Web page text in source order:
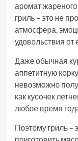
аромат
гриль – это не
атмосфера,
удовольствия от
Даже обычная
аппетитную
невозможно
как кусочек
любое время
Поэтому гриль –
приготовить